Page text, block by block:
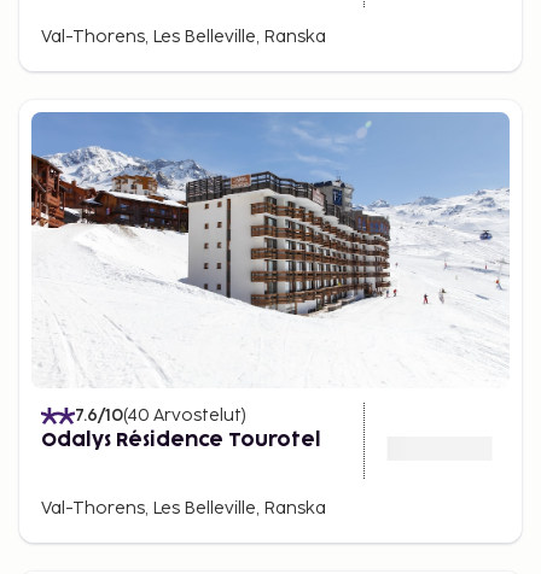
Val-Thorens, Les Belleville, Ranska
7.6/10(40 Arvostelut)
Odalys Résidence Tourotel
Val-Thorens, Les Belleville, Ranska